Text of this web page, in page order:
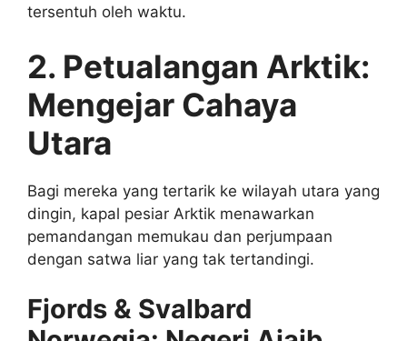
tersentuh oleh waktu.
2. Petualangan Arktik:
Mengejar Cahaya
Utara
Bagi mereka yang tertarik ke wilayah utara yang
dingin, kapal pesiar Arktik menawarkan
pemandangan memukau dan perjumpaan
dengan satwa liar yang tak tertandingi.
Fjords & Svalbard